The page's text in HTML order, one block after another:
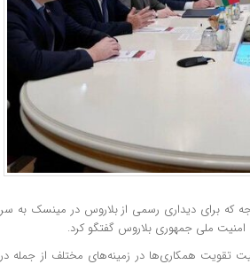
که برای دیداری رسمی از بلاروس در مینسک به سر
امنیت ملی جمهوری بلاروس گفتگو کرد.
تقویت همکاری‌ها در زمینه‌های مختلف از جمله در